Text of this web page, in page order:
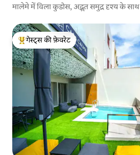
मालेमे में विला कुडोस, अद्भुत समुद्र दृश्य के साथ
गेस्ट्स का टॉप फ़ेवरेट
गेस्ट्स की फ़ेवरेट